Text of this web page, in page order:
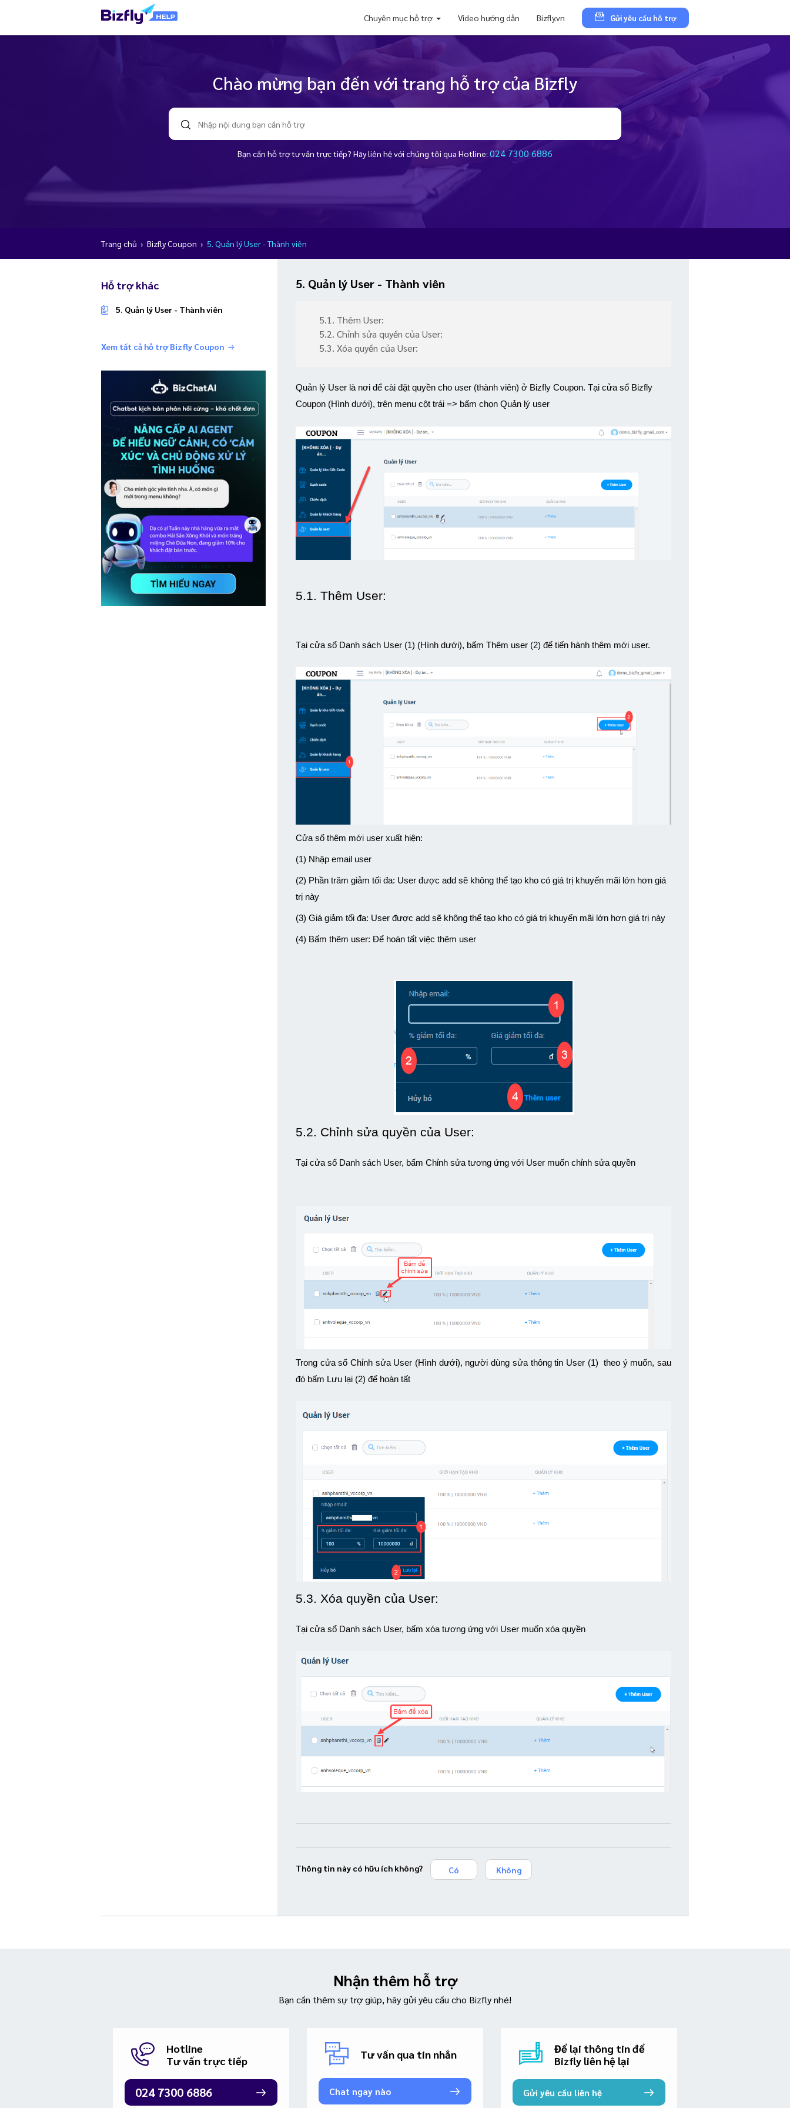
Chuyên mục hỗ trợ Video hướng dẫn Bizfly.vn Gửi yêu cầu hỗ trợ
Chào mừng bạn đến với trang hỗ trợ của Bizfly
Bạn cần hỗ trợ tư vấn trực tiếp? Hãy liên hệ với chúng tôi qua Hotline: 024 7300 6886
Trang chủ › Bizfly Coupon › 5. Quản lý User - Thành viên
Hỗ trợ khác
5. Quản lý User - Thành viên
Xem tất cả hỗ trợ Bizfly Coupon
5. Quản lý User - Thành viên
5.1. Thêm User:
5.2. Chỉnh sửa quyền của User:
5.3. Xóa quyền của User:
Quản lý User là nơi để cài đặt quyền cho user (thành viên) ở Bizfly Coupon. Tại cửa sổ Bizfly
Coupon (Hình dưới), trên menu cột trái => bấm chọn Quản lý user
5.1. Thêm User:
Tại cửa sổ Danh sách User (1) (Hình dưới), bấm Thêm user (2) để tiến hành thêm mới user.
Cửa sổ thêm mới user xuất hiện:
(1) Nhập email user
(2) Phần trăm giảm tối đa: User được add sẽ không thể tạo kho có giá trị khuyến mãi lớn hơn giá
trị này
(3) Giá giảm tối đa: User được add sẽ không thể tạo kho có giá trị khuyến mãi lớn hơn giá trị này
(4) Bấm thêm user: Để hoàn tất việc thêm user
5.2. Chỉnh sửa quyền của User:
Tại cửa sổ Danh sách User, bấm Chỉnh sửa tương ứng với User muốn chỉnh sửa quyền
Trong cửa sổ Chỉnh sửa User (Hình dưới), người dùng sửa thông tin User (1)  theo ý muốn, sau
đó bấm Lưu lại (2) để hoàn tất
5.3. Xóa quyền của User:
Tại cửa sổ Danh sách User, bấm xóa tương ứng với User muốn xóa quyền
Thông tin này có hữu ích không? Có Không
Nhận thêm hỗ trợ
Bạn cần thêm sự trợ giúp, hãy gửi yêu cầu cho Bizfly nhé!
Hotline
Tư vấn trực tiếp
024 7300 6886
Tư vấn qua tin nhắn
Chat ngay nào
Để lại thông tin để
Bizfly liên hệ lại
Gửi yêu cầu liên hệ